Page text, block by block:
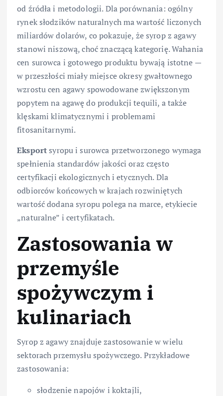
od źródła i metodologii. Dla porównania: ogólny
rynek słodzików naturalnych ma wartość liczonych
miliardów dolarów, co pokazuje, że syrop z agawy
stanowi niszową, choć znaczącą kategorię. Wahania
cen surowca i gotowego produktu bywają istotne —
w przeszłości miały miejsce okresy gwałtownego
wzrostu cen agawy spowodowane zwiększonym
popytem na agawę do produkcji tequili, a także
klęskami klimatycznymi i problemami
fitosanitarnymi.
Eksportsyropu i surowca przetworzonego wymaga
spełnienia standardów jakości oraz często
certyfikacji ekologicznych i etycznych. Dla
odbiorców końcowych w krajach rozwiniętych
wartość dodana syropu polega na marce, etykiecie
„naturalne” i certyfikatach.
Zastosowania w
przemyśle
spożywczym i
kulinariach
Syrop z agawy znajduje zastosowanie w wielu
sektorach przemysłu spożywczego. Przykładowe
zastosowania:
słodzenie napojów i koktajli,